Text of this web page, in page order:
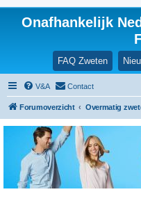
Onafhankelijk
FAQ Zweten
V&A Contact
Forumoverzicht Overmatig